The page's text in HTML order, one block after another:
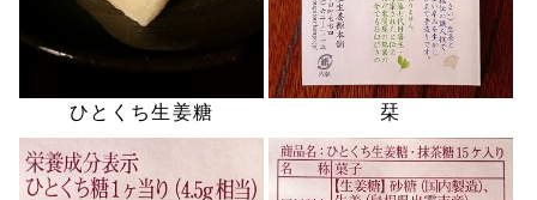
ひとくち生姜糖 栞